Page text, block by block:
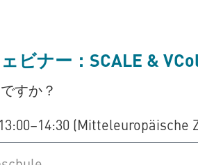
ビナー：SCALE &
すか？
(Mitteleuropäische